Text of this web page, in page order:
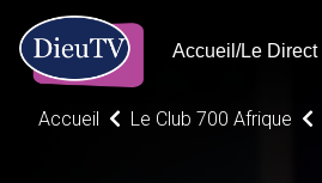
Accueil/Le Direct
Accueil Le Club 700 Afrique